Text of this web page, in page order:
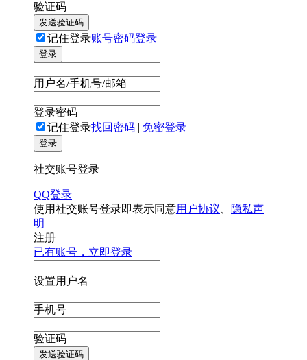
验证码
发送验证码
记住登录账号密码登录
登录
用户名/手机号/邮箱
登录密码
记住登录找回密码 | 免密登录
登录
社交账号登录
QQ登录
使用社交账号登录即表示同意用户协议
隐私声
明
注册
已有账号，立即登录
设置用户名
手机号
验证码
发送验证码